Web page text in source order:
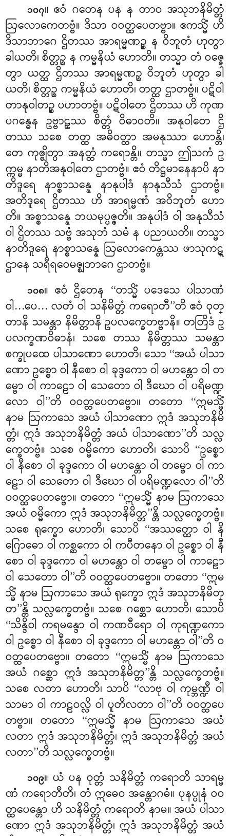
၁၀၇။ ဧဝံ ဂတေန ပန န တာဝ အသုဘနိမိတ္တံ
ဩလောကေတဗ္ဗံ။ ဒိသာ ဝဝတ္ထပေတဗ္ဗာ။ ဧကသ္မိံ ဟိ
ဒိသာဘာဂေ ဌိတဿ အာရမ္မဏဉ္စ န ဝိဘူတံ ဟုတွာ
ခါယတိ၊ စိတ္တဉ္စ န ကမ္မနိယံ ဟောတိ။ တသ္မာ တံ ဝဇ္ဇေ
တွာ ယတ္ထ ဌိတဿ အာရမ္မဏဉ္စ ဝိဘူတံ ဟုတွာ ခါ
ယတိ၊ စိတ္တဉ္စ ကမ္မနိယံ ဟောတိ၊ တတ္ထ ဌာတဗ္ဗံ။ ပဋိဝါ
တာနုဝါတဉ္စ ပဟာတဗ္ဗံ။ ပဋိဝါတေ ဌိတဿ ဟိ ကုဏ
ပဂန္ဓေန ဥဗ္ဗာဠှဿ စိတ္တံ ဝိဓာဝတိ။ အနုဝါတေ ဌိ
တဿ သစေ တတ္ထ အဓိဝတ္ထာ အမနုဿာ ဟောန္တိ၊
တေ ကုဇ္ဈိတွာ အနတ္ထံ ကရောန္တိ။ တသ္မာ ဤသကံ ဥ
က္ကမ္မ နာတိအနုဝါတေ ဌာတဗ္ဗံ။ ဧဝံ တိဋ္ဌမာနေနာပိ နာ
တိဒူရေ နာစ္စာသန္နေ နာနုပါဒံ နာနုသီသံ ဌာတဗ္ဗံ။
အတိဒူရေ ဌိတဿ ဟိ အာရမ္မဏံ အဝိဘူတံ ဟော
တိ။ အစ္စာသန္နေ ဘယမုပ္ပဇ္ဇတိ။ အနုပါဒံ ဝါ အနုသီသံ
ဝါ ဌိတဿ သဗ္ဗံ အသုဘံ သမံ န ပညာယတိ။ တသ္မာ
နာတိဒူရေ နာစ္စာသန္နေ ဩလောကေန္တဿ ဖာသုကဋ္
ဌာနေ သရီရဝေမဇ္ဈဘာဂေ ဌာတဗ္ဗံ။
၁၀၈။ ဧဝံ ဌိတေန ‘‘တသ္မိံ ပဒေသေ ပါသာဏံ
ဝါ…ပေ… လတံ ဝါ သနိမိတ္တံ ကရောတီ’’တိ ဧဝံ ဝုတ္
တာနိ သမန္တာ နိမိတ္တာနိ ဥပလက္ခေတဗ္ဗာနိ။ တတြိဒံ ဥ
ပလက္ခဏဝိဓာနံ၊ သစေ တဿ နိမိတ္တဿ သမန္တာ
စက္ခုပထေ ပါသာဏော ဟောတိ၊ သော ‘‘အယံ ပါသာ
ဏော ဥစ္စော ဝါ နီစော ဝါ ခုဒ္ဒကော ဝါ မဟန္တော ဝါ တ
မ္ဗော ဝါ ကာဠော ဝါ သေတော ဝါ ဒီဃော ဝါ ပရိမဏ္ဍ
လော ဝါ’’တိ ဝဝတ္ထပေတဗ္ဗော။ တတော ‘‘ဣမသ္မိံ
နာမ ဩကာသေ အယံ ပါသာဏော ဣဒံ အသုဘနိမိ
တ္တံ၊ ဣဒံ အသုဘနိမိတ္တံ အယံ ပါသာဏော’’တိ သလ္လ
က္ခေတဗ္ဗံ။ သစေ ဝမ္မိကော ဟောတိ၊ သောပိ ‘‘ဥစ္စော
ဝါ နီစော ဝါ ခုဒ္ဒကော ဝါ မဟန္တော ဝါ တမ္ဗော ဝါ ကာ
ဠော ဝါ သေတော ဝါ ဒီဃော ဝါ ပရိမဏ္ဍလော ဝါ’’တိ
ဝဝတ္ထပေတဗ္ဗော။ တတော ‘‘ဣမသ္မိံ နာမ ဩကာသေ
အယံ ဝမ္မိကော ဣဒံ အသုဘနိမိတ္တ’’န္တိ သလ္လက္ခေတဗ္ဗံ။
သစေ ရုက္ခော ဟောတိ၊ သောပိ ‘‘အဿတ္ထော ဝါ နိ
ဂြောဓော ဝါ ကစ္ဆကော ဝါ ကပီတနော ဝါ ဥစ္စော ဝါ နီ
စော ဝါ ခုဒ္ဒကော ဝါ မဟန္တော ဝါ တမ္ဗော ဝါ ကာဠော
ဝါ သေတော ဝါ’’တိ ဝဝတ္ထပေတဗ္ဗော။ တတော ‘‘ဣမ
သ္မိံ နာမ ဩကာသေ အယံ ရုက္ခော ဣဒံ အသုဘနိမိတ္
တ’’န္တိ သလ္လက္ခေတဗ္ဗံ။ သစေ ဂစ္ဆော ဟောတိ၊ သောပိ
‘‘သိန္ဒိဝါ ကရမန္ဒော ဝါ ကဏဝီရော ဝါ ကုရဏ္ဍကော
ဝါ ဥစ္စော ဝါ နီစော ဝါ ခုဒ္ဒကော ဝါ မဟန္တော ဝါ’’တိ ဝ
ဝတ္ထပေတဗ္ဗော။ တတော ‘‘ဣမသ္မိံ နာမ ဩကာသေ
အယံ ဂစ္ဆော ဣဒံ အသုဘနိမိတ္တ’’န္တိ သလ္လက္ခေတဗ္ဗံ။
သစေ လတာ ဟောတိ၊ သာပိ ‘‘လာဗု ဝါ ကုမ္ဘဏ္ဍီ ဝါ
သာမာ ဝါ ကာဠဝလ္လိ ဝါ ပူတိလတာ ဝါ’’တိ ဝဝတ္ထပေ
တဗ္ဗာ။ တတော ‘‘ဣမသ္မိံ နာမ ဩကာသေ အယံ
လတာ ဣဒံ အသုဘနိမိတ္တံ၊ ဣဒံ အသုဘနိမိတ္တံ အယံ
လတာ’’တိ သလ္လက္ခေတဗ္ဗံ။
၁၀၉။ ယံ ပန ဝုတ္တံ သနိမိတ္တံ ကရောတိ သာရမ္မ
ဏံ ကရောတီတိ၊ တံ ဣဓေဝ အန္တောဂဓံ။ ပုနပ္ပုနံ ဝဝ
တ္ထပေန္တော ဟိ သနိမိတ္တံ ကရောတိ နာမ။ အယံ ပါသာ
ဏော ဣဒံ အသုဘနိမိတ္တံ၊ ဣဒံ အသုဘနိမိတ္တံ အယံ